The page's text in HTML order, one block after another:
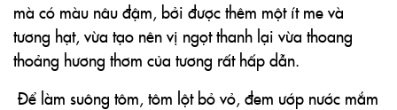
mà có màu nâu đậm, bởi được thêm một ít me và
tương hạt, vừa tạo nên vị ngọt thanh lại vừa thoang
thoảng hương thơm của tương rất hấp dẫn.
Để làm suông tôm, tôm lột bỏ vỏ, đem ướp nước mắm